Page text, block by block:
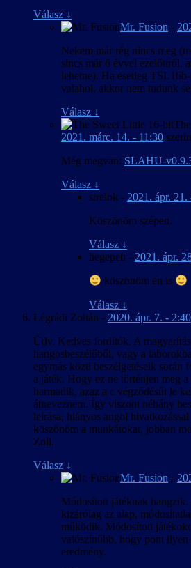
Válasz ↓
Mr. Fusion -
Nekem már rég nincs meg
sincs már 6 évvel ezelőttről,
lehetne). Ha esetleg
valahol, akkor nem tudunk
Válasz ↓
2021. márc. 14. - 11:30
Még megvan: SLAHU-
Válasz ↓
strelok - 2021. ápr. 21.
Köszönöm szépen.
Válasz ↓
hegepeti - 2021. ápr.
köszönöm én is
Válasz ↓
Légrádi Zoltán - 2020. ápr. 7. - 2:40
Üdv. Kedves fordítók. A
hangosbeszélőből, vagy a
egymás közti beszélgetéseik során
a játék. Hogy ez ne történjen meg
harmadik, azaz a c végződésűt le
átneveznem. Így viszont néhány
leírása, hiányos angol
köszönöm a munkátokat, jobban
Zoli.
Válasz ↓
Mr. Fusion -
Módosított játéknak hangzik.
kizárólag az alap,
működik. Módosított
valószínűbb, hogy pont ilyen
eredmény.